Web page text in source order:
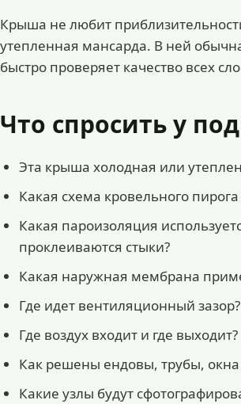
Крыша не любит
утепленная мансарда. В ней
быстро проверяет качество всех
Что спросить у
Эта крыша холодная или
Какая схема кровельного
Какая пароизоляция
проклеиваются стыки?
Какая наружная мембрана
Где идет вентиляционный зазор?
Где воздух входит и где выходит?
Как решены ендовы, трубы,
Какие узлы будут